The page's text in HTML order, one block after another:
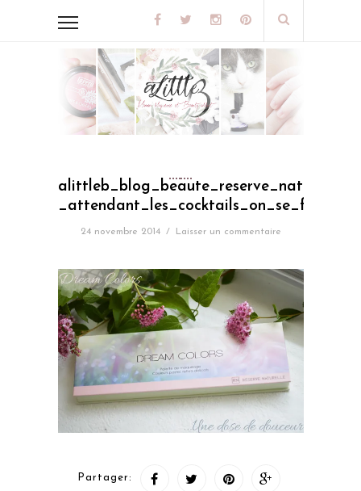
24 novembre 2014 / Laisser un commentaire
Partager: